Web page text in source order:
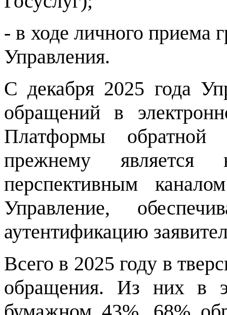
- в ходе личного
Управления.
С декабря 2025 года
обращений в
Платформы
прежнему является
перспективным
Управление,
аутентификацию
Всего в 2025 году в
обращения. Из них в